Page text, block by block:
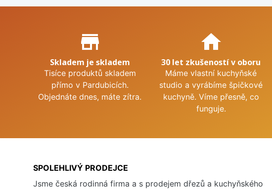
Proč nakupovat u nás?
store_mall_directory
Skladem je skladem
Tisíce produktů skladem
přímo v Pardubicích.
Objednáte dnes, máte zítra.
home
30 let zkušeností v oboru
Máme vlastní kuchyňské
studio a vyrábíme špičkové
kuchyně. Víme přesně, co
funguje.
SPOLEHLIVÝ PRODEJCE
Jsme česká rodinná firma a s prodejem dřezů a kuchyňského